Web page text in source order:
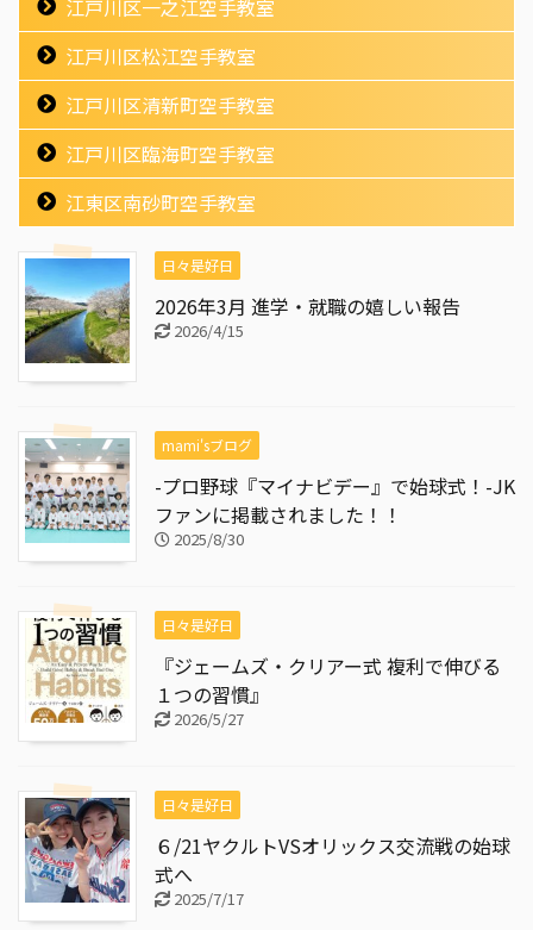
江戸川区一之江空手教室
江戸川区松江空手教室
江戸川区清新町空手教室
江戸川区臨海町空手教室
江東区南砂町空手教室
日々是好日
2026年3月 進学・就職の嬉しい報告
2026/4/15
mami'sブログ
-プロ野球『マイナビデー』で始球式！-JK
ファンに掲載されました！！
2025/8/30
日々是好日
『ジェームズ・クリアー式 複利で伸びる
１つの習慣』
2026/5/27
日々是好日
６/21ヤクルトVSオリックス交流戦の始球
式へ
2025/7/17